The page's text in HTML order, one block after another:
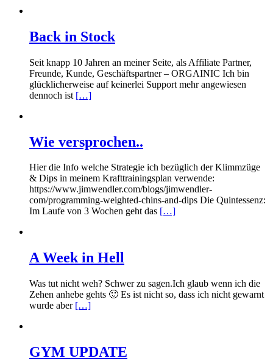
Back in Stock
Seit knapp 10 Jahren an meiner Seite, als Affiliate Partner,
Freunde, Kunde, Geschäftspartner – ORGAINIC Ich bin
glücklicherweise auf keinerlei Support mehr angewiesen
dennoch ist […]
Wie versprochen..
Hier die Info welche Strategie ich bezüglich der Klimmzüge
& Dips in meinem Krafttrainingsplan verwende:
https://www.jimwendler.com/blogs/jimwendler-
com/programming-weighted-chins-and-dips Die Quintessenz:
Im Laufe von 3 Wochen geht das […]
A Week in Hell
Was tut nicht weh? Schwer zu sagen.Ich glaub wenn ich die
Zehen anhebe gehts 🙂 Es ist nicht so, dass ich nicht gewarnt
wurde aber […]
GYM UPDATE